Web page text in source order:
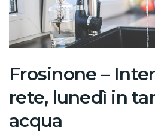
Frosinone –
rete, lunedì in
acqua